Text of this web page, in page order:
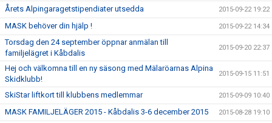
Årets Alpingaragetstipendiater utsedda 2015-09-22 19:22
MASK behöver din hjälp ! 2015-09-22 14:34
Torsdag den 24 september öppnar anmälan till
familjelägret i Kåbdalis
2015-09-20 22:37
Hej och välkomna till en ny säsong med Mälaröarnas Alpina
Skidklubb!
2015-09-15 11:51
SkiStar liftkort till klubbens medlemmar 2015-09-09 10:40
MASK FAMILJELÄGER 2015 - Kåbdalis 3-6 december 2015 2015-08-28 19:10